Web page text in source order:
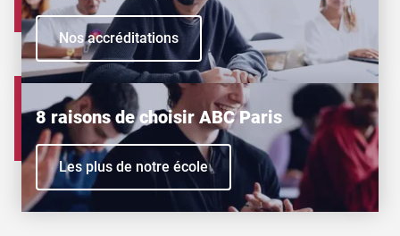
Nos accréditations
8 raisons de choisir ABC Paris
Les plus de notre école